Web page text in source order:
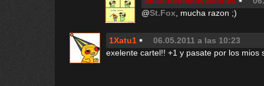
@St.Fox , mucha razon ;)
1Xatu1
06.05.2011 a las 10:23
exelente cartel!! +1 y pasate por los mios